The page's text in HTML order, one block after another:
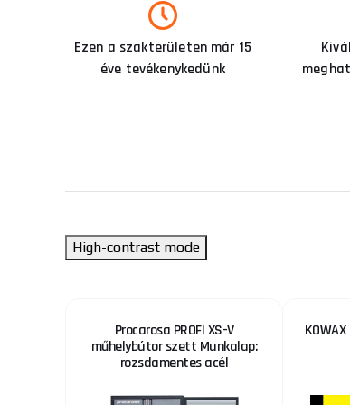
Ezen a szakterületen már 15
éve tevékenykedünk
High-contrast mode
Procarosa PROFI XS-V
műhelybútor szett Munkalap:
rozsdamentes acél